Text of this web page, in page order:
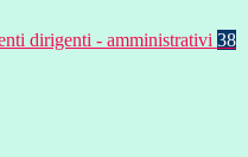
dirigenti - amministrativi 38